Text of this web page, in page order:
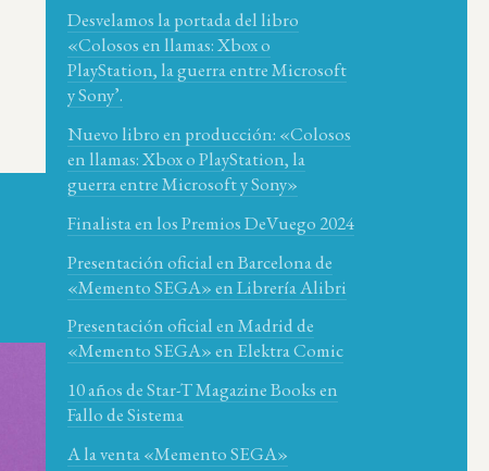
Desvelamos la portada del libro
«Colosos en llamas: Xbox o
PlayStation, la guerra entre Microsoft
y Sony’.
Nuevo libro en producción: «Colosos
en llamas: Xbox o PlayStation, la
guerra entre Microsoft y Sony»
Finalista en los Premios DeVuego 2024
Presentación oficial en Barcelona de
«Memento SEGA» en Librería Alibri
Presentación oficial en Madrid de
«Memento SEGA» en Elektra Comic
10 años de Star-T Magazine Books en
Fallo de Sistema
A la venta «Memento SEGA»